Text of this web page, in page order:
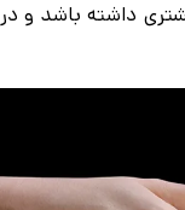
داشته باشد و در